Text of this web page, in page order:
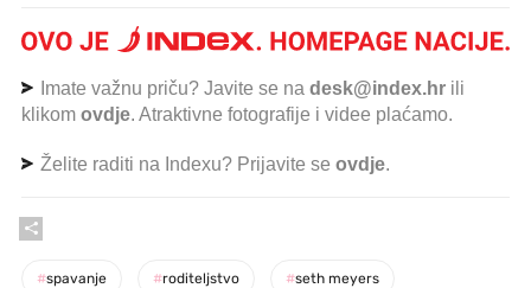
Imate važnu priču? Javite se na desk@index.hr ili
klikom ovdje. Atraktivne fotografije i videe plaćamo.
Želite raditi na Indexu? Prijavite se ovdje.
#spavanje #roditeljstvo #seth meyers